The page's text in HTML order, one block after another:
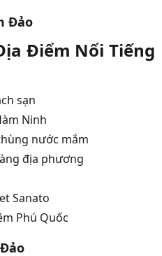
Đảo
Điểm Nổi Tiếng
sạn
Ninh
nước mắm
địa phương
Sanato
Phú Quốc